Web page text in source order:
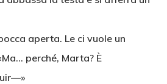
aperta. Le ci vuole un
perché, Marta? È